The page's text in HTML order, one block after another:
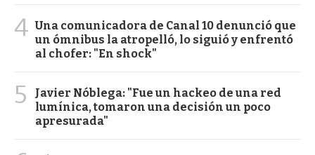
4 Una comunicadora de Canal 10 denunció que
un ómnibus la atropelló, lo siguió y enfrentó
al chofer: "En shock"
5
Javier Nóblega: "Fue un hackeo de una red
lumínica, tomaron una decisión un poco
apresurada"